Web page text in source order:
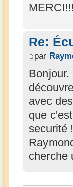
Re:
par
avec
que
securité
cherche